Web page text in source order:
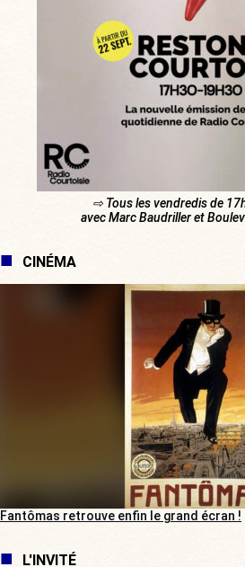
⇨ Tous les vendredis de
avec Marc Baudriller et
CINÉMA
Fantômas retrouve enfin le grand écran !
L'INVITÉ